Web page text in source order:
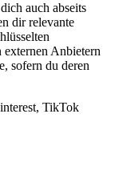
auch abseits
dir relevante
externen Anbietern
sofern du deren
TikTok